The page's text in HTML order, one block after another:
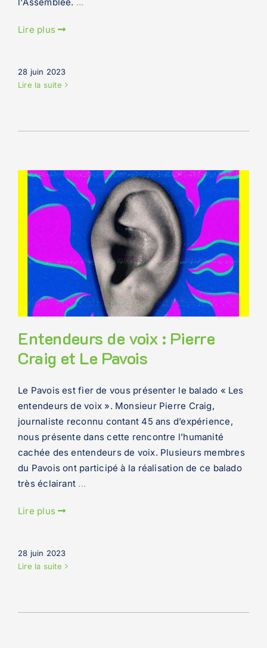
l'Assemblée. ...
Lire plus
28 juin 2023
Lire la suite
Entendeurs de voix : Pierre
Craig et Le Pavois
Le Pavois est fier de vous présenter le balado « Les
entendeurs de voix ». Monsieur Pierre Craig,
journaliste reconnu contant 45 ans d’expérience,
nous présente dans cette rencontre l’humanité
cachée des entendeurs de voix. Plusieurs membres
du Pavois ont participé à la réalisation de ce balado
très éclairant ...
Lire plus
28 juin 2023
Lire la suite